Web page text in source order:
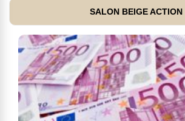
SALON BEIGE ACTION